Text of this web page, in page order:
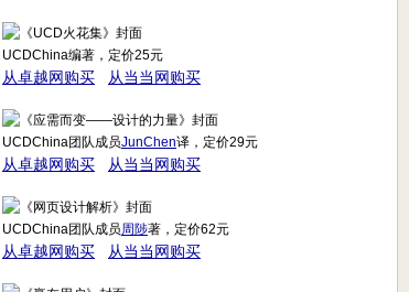
UCDChina编著，定价25元
从卓越网购买 从当当网购买
UCDChina团队成员JunChen译，定价29元
从卓越网购买 从当当网购买
UCDChina团队成员周陟著，定价62元
从卓越网购买 从当当网购买